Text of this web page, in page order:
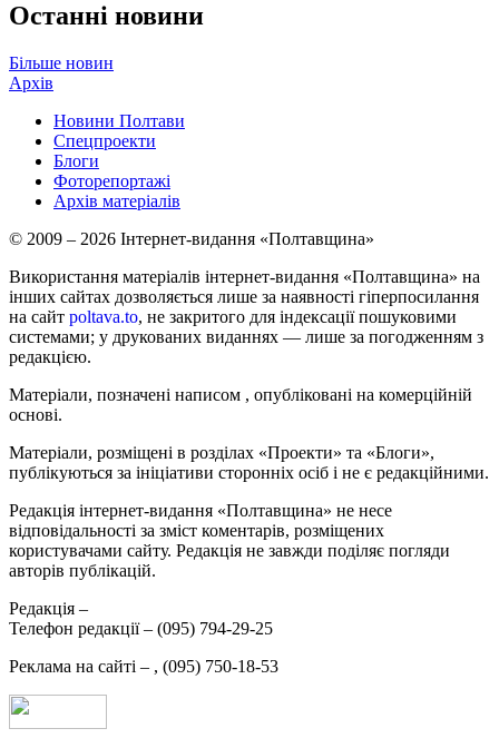
Останні новини
Більше новин
Архів
Новини Полтави
Спецпроекти
Блоги
Фоторепортажі
Архів матеріалів
© 2009 – 2026 Інтернет-видання «Полтавщина»
Використання матеріалів інтернет-видання «Полтавщина» на
інших сайтах дозволяється лише за наявності гіперпосилання
на сайт poltava.to, не закритого для індексації пошуковими
системами; у друкованих виданнях — лише за погодженням з
редакцією.
Матеріали, позначені написом , опубліковані на комерційній
основі.
Матеріали, розміщені в розділах «Проекти» та «Блоги»,
публікуються за ініціативи сторонніх осіб і не є редакційними.
Редакція інтернет-видання «Полтавщина» не несе
відповідальності за зміст коментарів, розміщених
користувачами сайту. Редакція не завжди поділяє погляди
авторів публікацій.
Редакція –
Телефон редакції – (095) 794-29-25
Реклама на сайті – , (095) 750-18-53